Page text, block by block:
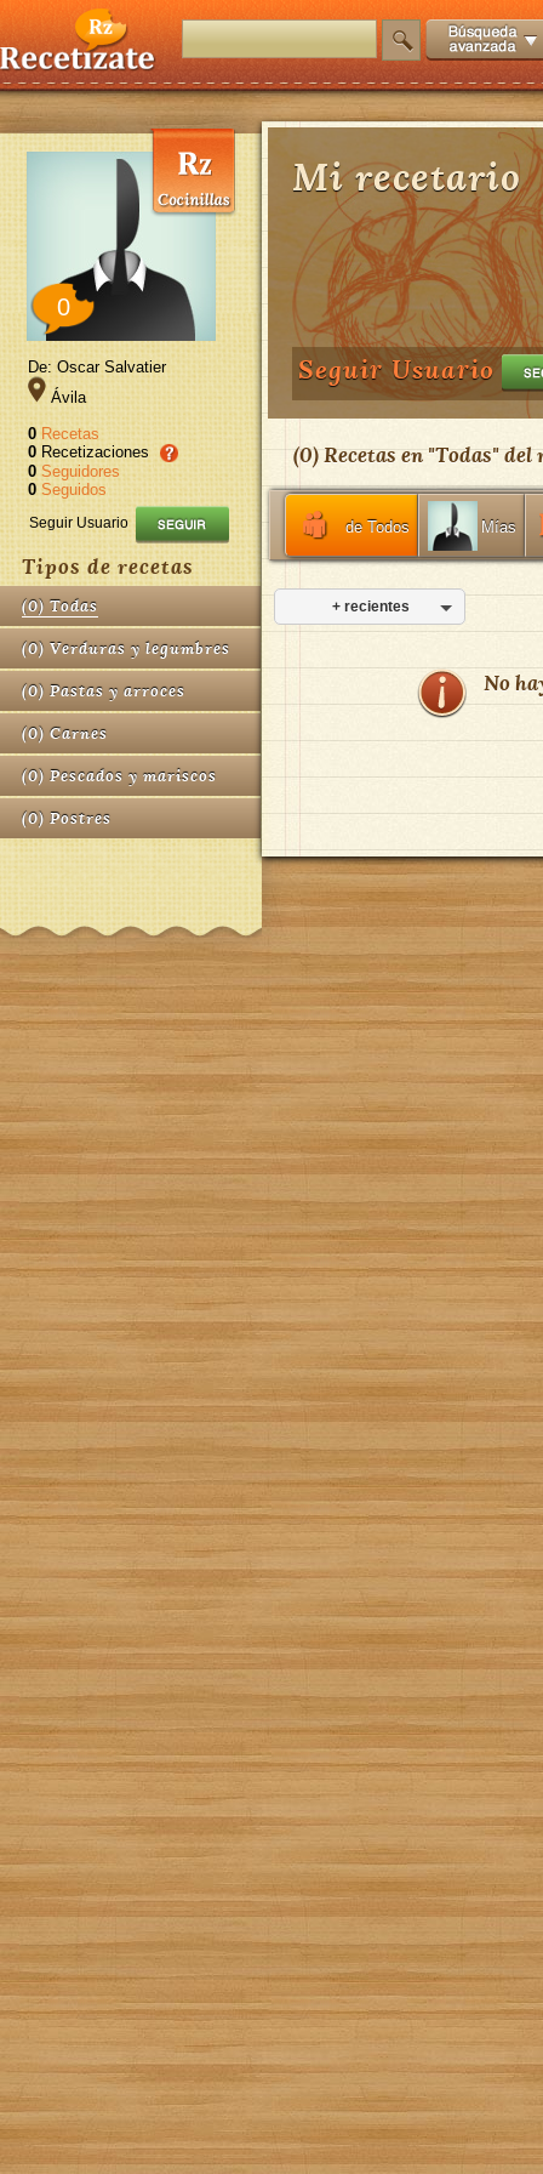
0
De: Oscar Salvatier
Ávila
0 Recetas
0 Recetizaciones
0 Seguidores
0 Seguidos
Seguir Usuario
Tipos de recetas
(0) Todas
(0) Verduras y legumbres
(0) Pastas y arroces
(0) Carnes
(0) Pescados y mariscos
(0) Postres
Mi recetario
Seguir Usuario
(0) Recetas en "Todas" del
de Todos Mías
+ recientes
No